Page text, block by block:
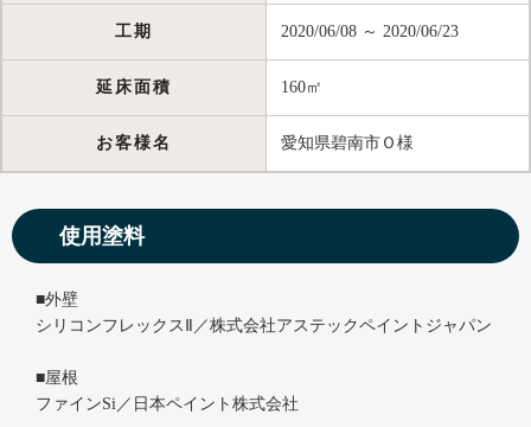
工期 2020/06/08 ～ 2020/06/23
延床面積 160㎡
お客様名 愛知県碧南市Ｏ様
使用塗料
■外壁
シリコンフレックスⅡ／株式会社アステックペイントジャパン
■屋根
ファインSi／日本ペイント株式会社